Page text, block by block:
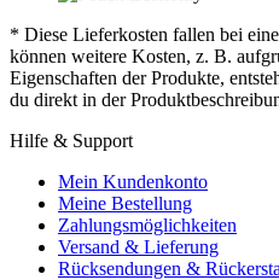
* Diese Lieferkosten fallen bei
können weitere Kosten, z. B.
Eigenschaften der Produkte,
du direkt in der
Hilfe & Support
Mein Kundenkonto
Meine Bestellung
Zahlungsmöglichkeiten
Versand & Lieferung
Rücksendungen &